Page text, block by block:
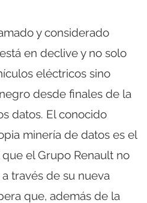
y considerado
en declive y no solo
eléctricos sino
desde finales de la
datos. El conocido
minería de datos es el
el Grupo Renault no
través de su nueva
que, además de la